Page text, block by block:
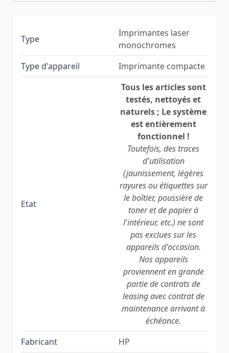
Type
Imprimantes laser
monochromes
Type d'appareil
Imprimante compacte
Etat
Tous les articles sont
testés, nettoyés et
naturels ; Le système
est entièrement
fonctionnel !
Toutefois, des traces
d'utilisation
(jaunissement, légères
rayures ou étiquettes sur
le boîtier, poussière de
toner et de papier à
l'intérieur, etc.) ne sont
pas exclues sur les
appareils d'occasion.
Nos appareils
proviennent en grande
partie de contrats de
leasing avec contrat de
maintenance arrivant à
échéance.
Fabricant
HP